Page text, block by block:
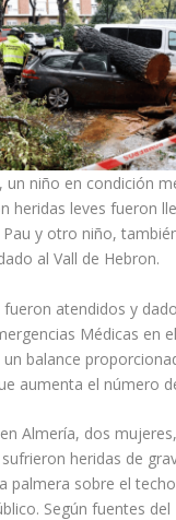
un niño en condición
heridas leves fueron
y otro niño,
al Vall de Hebron.
atendidos y
Médicas en
un balance
aumenta el número
Almería, dos
heridas de
palmera sobre el
Según fuentes del